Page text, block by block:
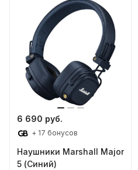
6 690 руб.
+ 17 бонусов
Наушники Marshall Major
5 (Синий)